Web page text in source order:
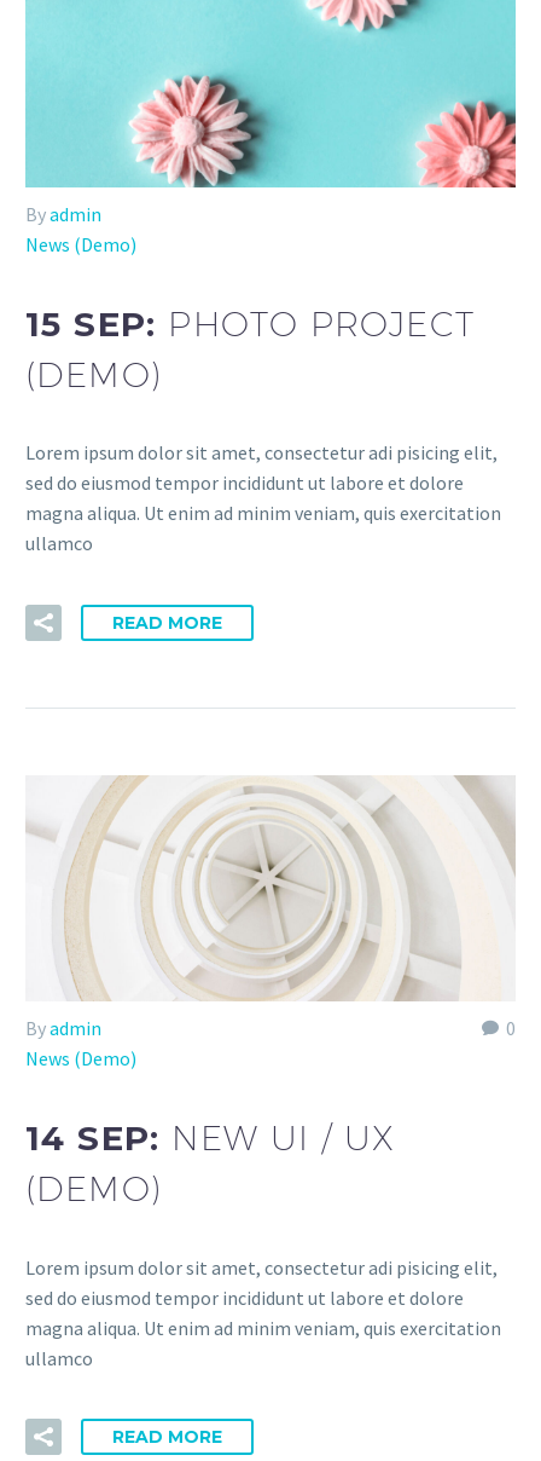
Byadmin
News (Demo)
15 SEP: PHOTO PROJECT
(DEMO)
Lorem ipsum dolor sit amet, consectetur adi pisicing elit,
sed do eiusmod tempor incididunt ut labore et dolore
magna aliqua. Ut enim ad minim veniam, quis exercitation
ullamco
READ MORE
0
Byadmin
News (Demo)
14 SEP: NEW UI / UX
(DEMO)
Lorem ipsum dolor sit amet, consectetur adi pisicing elit,
sed do eiusmod tempor incididunt ut labore et dolore
magna aliqua. Ut enim ad minim veniam, quis exercitation
ullamco
READ MORE